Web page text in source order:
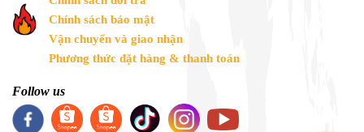
Chính sách bảo mật
Vận chuyển và giao nhận
Phương thức đặt hàng & thanh toán
Follow us